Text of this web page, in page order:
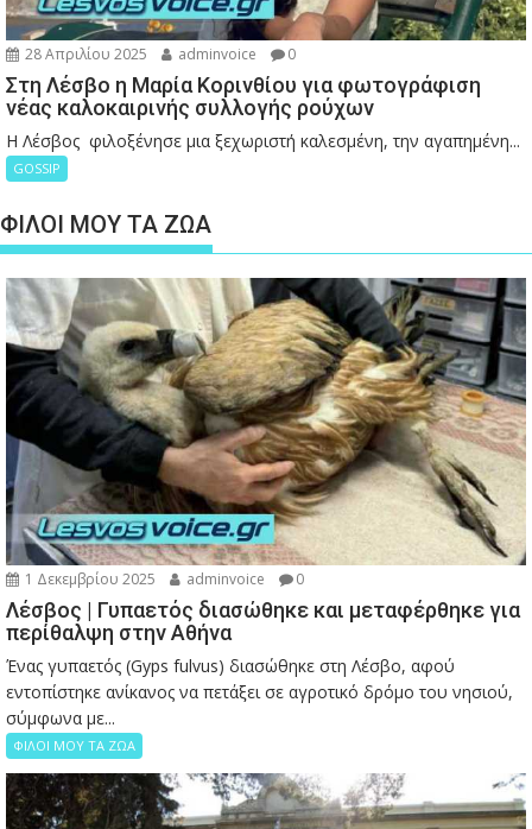
28 Απριλίου 2025 adminvoice 0
Στη Λέσβο η Μαρία Κορινθίου για φωτογράφιση
νέας καλοκαιρινής συλλογής ρούχων
Η Λέσβος φιλοξένησε μια ξεχωριστή καλεσμένη, την αγαπημένη...
GOSSIP
ΦΙΛΟΙ ΜΟΥ ΤΑ ΖΩΑ
1 Δεκεμβρίου 2025 adminvoice 0
Λέσβος | Γυπαετός διασώθηκε και μεταφέρθηκε για
περίθαλψη στην Αθήνα
Ένας γυπαετός (Gyps fulvus) διασώθηκε στη Λέσβο, αφού
εντοπίστηκε ανίκανος να πετάξει σε αγροτικό δρόμο του νησιού,
σύμφωνα με...
ΦΙΛΟΙ ΜΟΥ ΤΑ ΖΩΑ